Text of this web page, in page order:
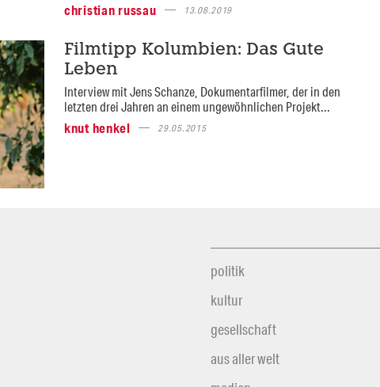
christian russau
13.08.2019
Filmtipp Kolumbien: Das Gute
Leben
Interview mit Jens Schanze, Dokumentarfilmer, der in den
letzten drei Jahren an einem ungewöhnlichen Projekt...
knut henkel
29.05.2015
politik
kultur
gesellschaft
aus aller welt